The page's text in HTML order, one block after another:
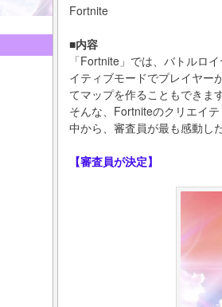
Fortnite
■内容
「Fortnite」では、バトルロ
イティブモードでプレイヤー
てマップを作ることもできま
そんな、Fortniteのクリエイ
中から、審査員が最も感動し
【審査員が決定】